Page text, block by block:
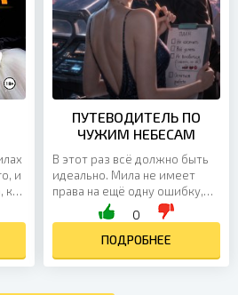
и
Как
–
ПУТЕВОДИТЕЛЬ ПО
ЧУЖИМ НЕБЕСАМ
В этот раз всё должно быть
идеально. Мила не имеет
права на ещё одну ошибку,
поэтому план у неё простой:
работать лучше всех, не
косячить вообще и доказать
новому начальнику, что она —
ценный, незаменимый и
0
ПОДРОБНЕЕ